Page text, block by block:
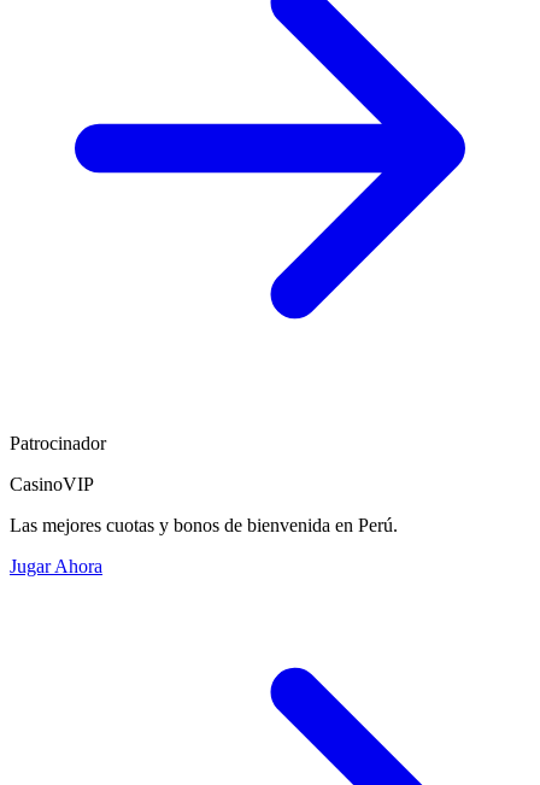
Patrocinador
CasinoVIP
Las mejores cuotas y bonos de bienvenida en Perú.
Jugar Ahora